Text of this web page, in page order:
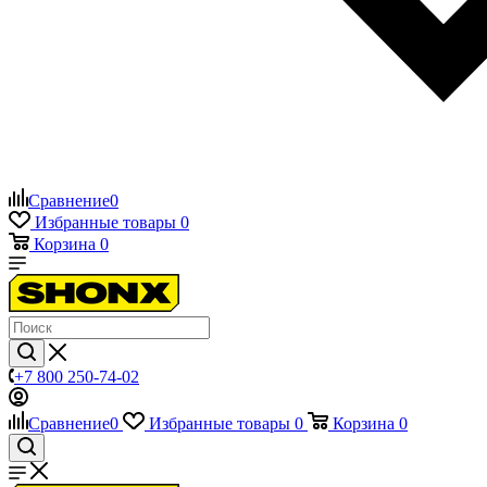
Сравнение0
Избранные товары 0
Корзина 0
+7 800 250-74-02
Сравнение0 Избранные товары 0 Корзина 0